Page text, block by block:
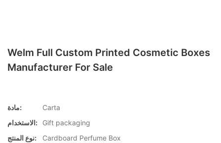
Welm Full Custom Printed Cosmetic Boxes
Manufacturer For Sale
مادة:
Carta
الاستخدام:
Gift packaging
نوع المنتج:
Cardboard Perfume Box